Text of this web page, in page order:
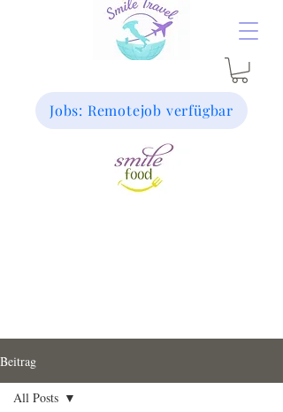
Jobs: Remotejob verfügbar
Beitrag
All Posts